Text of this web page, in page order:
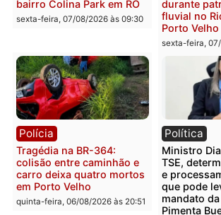
Polícia
com mais de 72 quilos de
mercúrio escondidos em
estepe em Porto Velho
sexta-feira, 07/08/2026 às 09:38
Polícia
Polícia
sexta-